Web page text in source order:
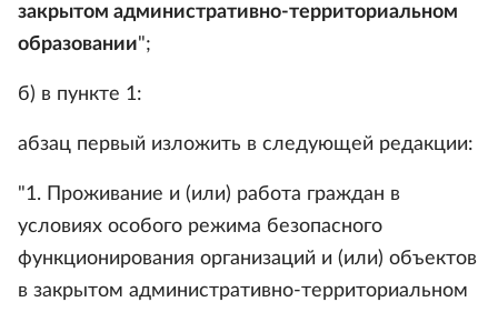
закрытом административно-территориальном
образовании";
б) в пункте 1:
абзац первый изложить в следующей редакции:
"1. Проживание и (или) работа граждан в
условиях особого режима безопасного
функционирования организаций и (или) объектов
в закрытом административно-территориальном